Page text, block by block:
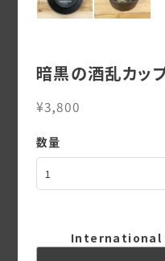
暗黒の酒乱カッ
¥3,800
数量
International